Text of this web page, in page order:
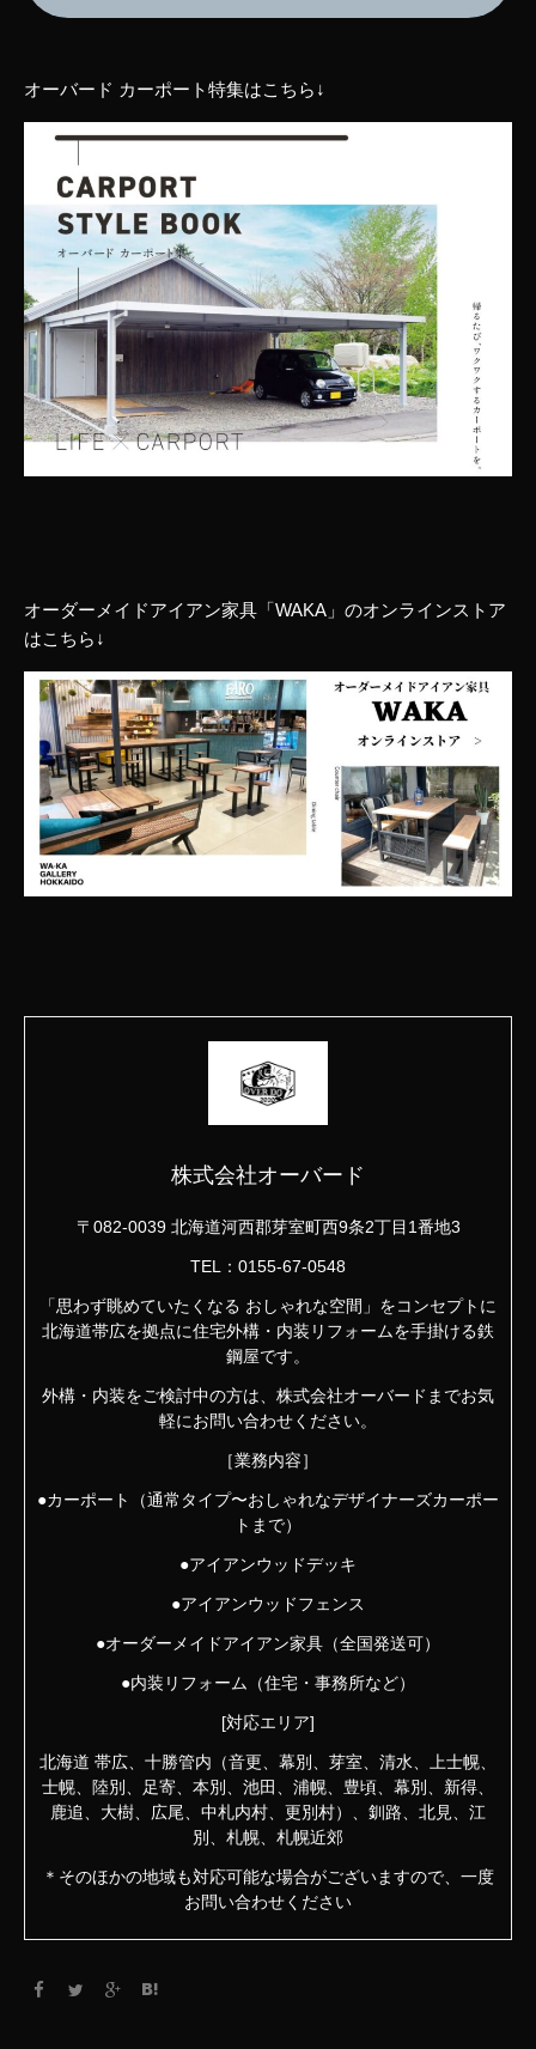
オーバード カーポート特集はこちら↓
オーダーメイドアイアン家具「WAKA」のオンラインストア
はこちら↓
株式会社オーバード
〒082-0039 北海道河西郡芽室町西9条2丁目1番地3
TEL：0155-67-0548
「思わず眺めていたくなる おしゃれな空間」をコンセプトに
北海道帯広を拠点に住宅外構・内装リフォームを手掛ける鉄
鋼屋です。
外構・内装をご検討中の方は、株式会社オーバードまでお気
軽にお問い合わせください。
［業務内容］
●カーポート（通常タイプ〜おしゃれなデザイナーズカーポー
トまで）
●アイアンウッドデッキ
●アイアンウッドフェンス
●オーダーメイドアイアン家具（全国発送可）
●内装リフォーム（住宅・事務所など）
[対応エリア]
北海道 帯広、十勝管内（音更、幕別、芽室、清水、上士幌、
士幌、陸別、足寄、本別、池田、浦幌、豊頃、幕別、新得、
鹿追、大樹、広尾、中札内村、更別村）、釧路、北見、江
別、札幌、札幌近郊
＊そのほかの地域も対応可能な場合がございますので、一度
お問い合わせください